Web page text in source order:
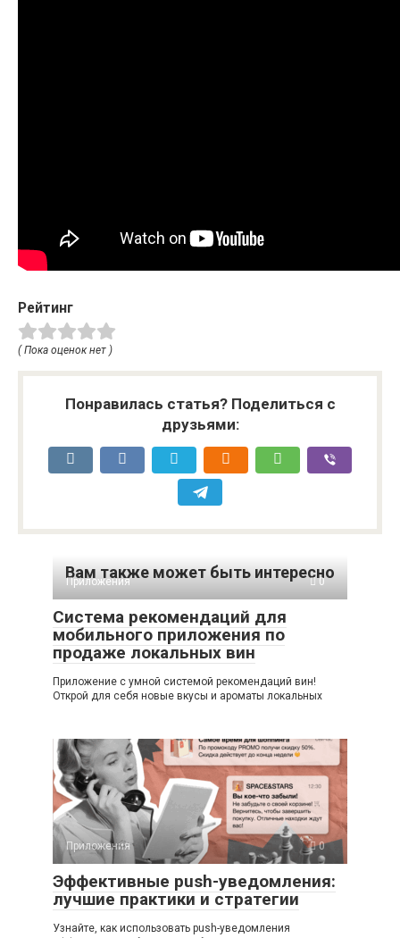
Рейтинг
( Пока оценок нет )
Понравилась статья? Поделиться с
друзьями:
Вам также может быть интересно
Приложения 0
Система рекомендаций для
мобильного приложения по
продаже локальных вин
Приложение с умной системой рекомендаций вин!
Открой для себя новые вкусы и ароматы локальных
Приложения 0
Эффективные push-уведомления:
лучшие практики и стратегии
Узнайте, как использовать push-уведомления